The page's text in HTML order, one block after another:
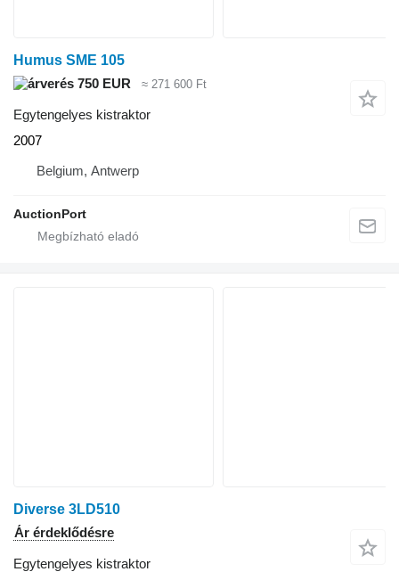
Humus SME 105
750 EUR
≈ 271 600 Ft
Egytengelyes kistraktor
2007
Belgium, Antwerp
AuctionPort
Diverse 3LD510
Ár érdeklődésre
Egytengelyes kistraktor